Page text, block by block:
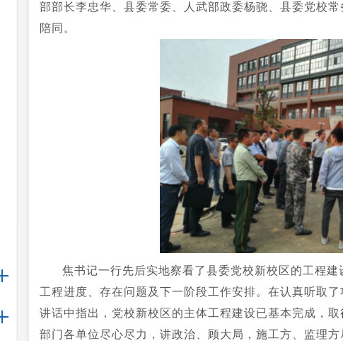
部部长李忠华、县委常委、人武部政委杨骁、县委党校
陪同。
焦书记一行先后实地察看了县委党校新校区的工程
工程进度、存在问题及下一阶段工作安排。在认真听取
讲话中指出，党校新校区的主体工程建设已基本完成，
部门各单位尽心尽力，讲政治、顾大局，施工方、监理